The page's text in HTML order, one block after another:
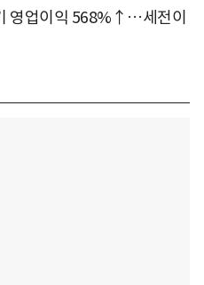
영업이익 568%↑…세전이